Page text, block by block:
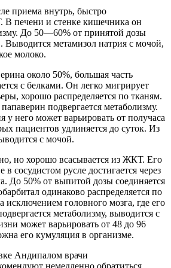
приема внутрь, быстро
В печени и стенке кишечника он
До 50—60% от принятой дозы
Выводится метамизол натрия с мочой,
молоко.
около 50%, большая часть
с белками. Он легко мигрирует
хорошо распределяется по тканям.
подвергается метаболизму.
него может варьировать от получаса
пациентов удлиняется до суток. Из
с мочой.
но хорошо всасывается из ЖКТ. Его
сосудистом русле достигается через
До 50% от выпитой дозы соединяется
одинаково распределяется по
исключением головного мозга, где его
метаболизму, выводится с
может варьировать от 48 до 96
его кумуляция в организме.
Андипалом врачи
немедленно обратиться